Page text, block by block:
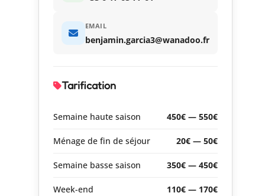
EMAIL
benjamin.garcia3@wanadoo.fr
Tarification
Semaine haute saison 450€ — 550€
Ménage de fin de séjour 20€ — 50€
Semaine basse saison 350€ — 450€
Week-end 110€ — 170€